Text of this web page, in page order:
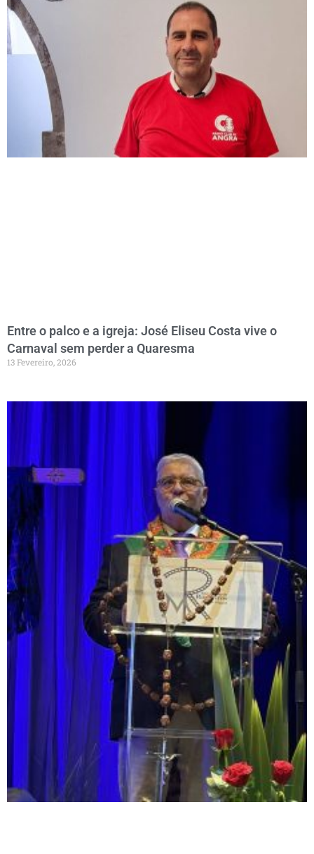
Entre o palco e a igreja: José Eliseu Costa vive o
Carnaval sem perder a Quaresma
13 Fevereiro, 2026